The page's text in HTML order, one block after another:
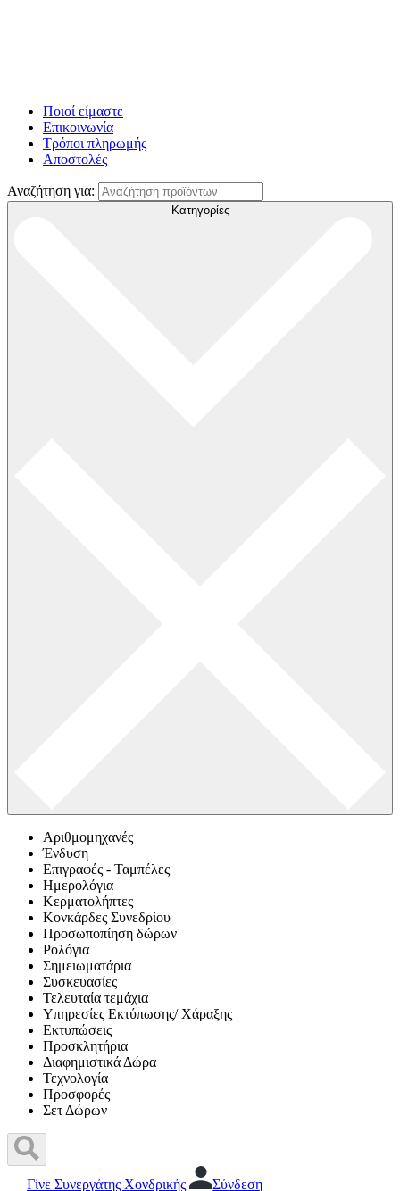
Ποιοί είμαστε
Επικοινωνία
Τρόποι πληρωμής
Αποστολές
Αναζήτηση για:
Κατηγορίες
Αριθμομηχανές
Ένδυση
Επιγραφές - Ταμπέλες
Ημερολόγια
Κερματολήπτες
Κονκάρδες Συνεδρίου
Προσωποπίηση δώρων
Ρολόγια
Σημειωματάρια
Συσκευασίες
Τελευταία τεμάχια
Υπηρεσίες Εκτύπωσης/ Χάραξης
Εκτυπώσεις
Προσκλητήρια
Διαφημιστικά Δώρα
Τεχνολογία
Προσφορές
Σετ Δώρων
Γίνε Συνεργάτης Χονδρικής Σύνδεση